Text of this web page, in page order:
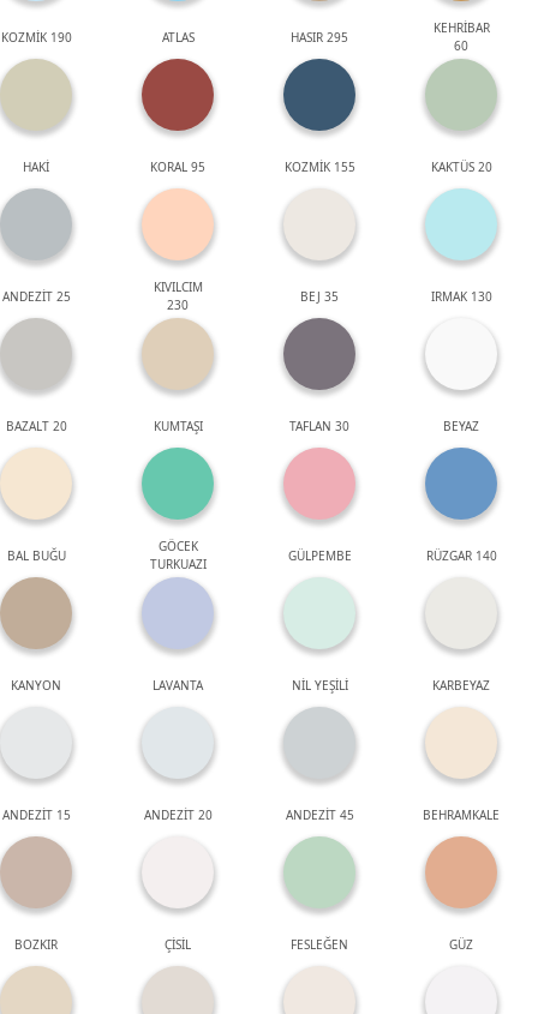
KOZMİK 190 ATLAS HASIR 295
KEHRİBAR
60
HAKİ KORAL 95 KOZMİK 155 KAKTÜS 20
ANDEZİT 25
KIVILCIM
230
BEJ 35 IRMAK 130
BAZALT 20 KUMTAŞI TAFLAN 30 BEYAZ
BAL BUĞU
GÖCEK
TURKUAZI
GÜLPEMBE RÜZGAR 140
KANYON LAVANTA NİL YEŞİLİ KARBEYAZ
ANDEZİT 15 ANDEZİT 20 ANDEZİT 45 BEHRAMKALE
BOZKIR ÇİSİL FESLEĞEN GÜZ